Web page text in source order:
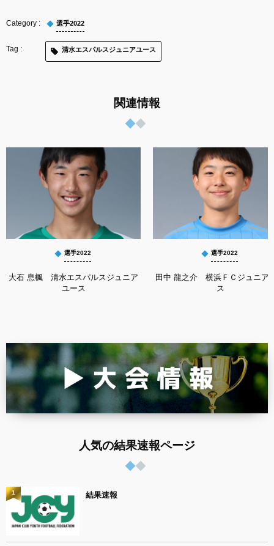
選手2022
清水エスパルスジュニアユース
関連情報
選手2022
大石 息楓 清水エスパルスジュニア
ユース
選手2022
田中 龍之介 横浜ＦＣジュニア
ス
人気の結果速報ページ
結果速報
1